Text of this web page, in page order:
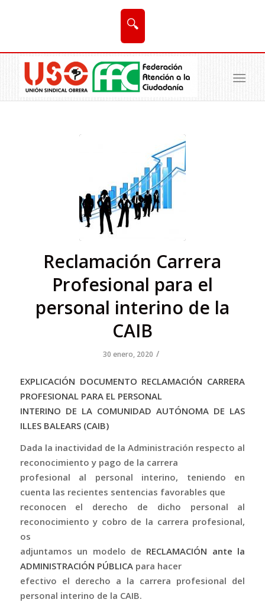
🔍
Reclamación Carrera
Profesional para el
personal interino de la
CAIB
30 enero, 2020 /
EXPLICACIÓN DOCUMENTO RECLAMACIÓN CARRERA
PROFESIONAL PARA EL PERSONAL
INTERINO DE LA COMUNIDAD AUTÓNOMA DE LAS
ILLES BALEARS (CAIB)
Dada la inactividad de la Administración respecto al
reconocimiento y pago de la carrera
profesional al personal interino, teniendo en
cuenta las recientes sentencias favorables que
reconocen el derecho de dicho personal al
reconocimiento y cobro de la carrera profesional,
os
adjuntamos un modelo de RECLAMACIÓN ante la
ADMINISTRACIÓN PÚBLICApara hacer
efectivo el derecho a la carrera profesional del
personal interino de la CAIB.